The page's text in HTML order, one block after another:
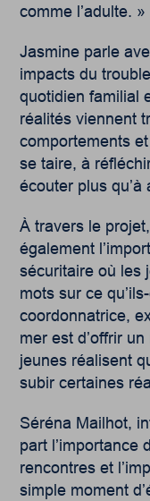
comme l’adulte. »
Jasmine parle
impacts du
quotidien familial
réalités viennent
comportements
se taire, à
écouter plus qu’à
À travers le
également
sécuritaire où les
mots sur ce
coordonnatrice,
mer est d’offrir
jeunes réalisent
subir certaines
Séréna Mailhot,
part l’importance
rencontres et
simple moment